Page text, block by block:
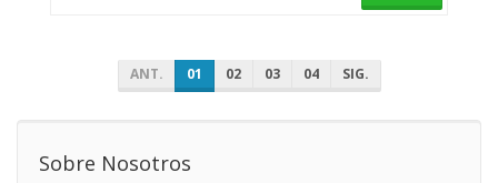
ANT. 01 02 03 04 SIG.
Sobre Nosotros